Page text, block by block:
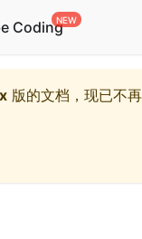
Coding
版的文档，现已不再